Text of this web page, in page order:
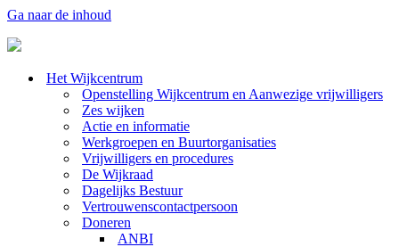
Ga naar de inhoud
Het Wijkcentrum
Openstelling Wijkcentrum en Aanwezige vrijwilligers
Zes wijken
Actie en informatie
Werkgroepen en Buurtorganisaties
Vrijwilligers en procedures
De Wijkraad
Dagelijks Bestuur
Vertrouwenscontactpersoon
Doneren
ANBI